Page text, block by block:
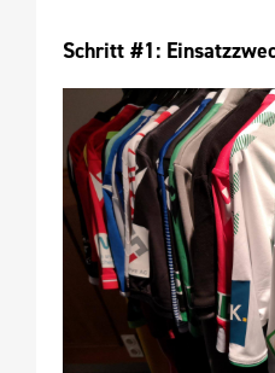
Schritt #1: